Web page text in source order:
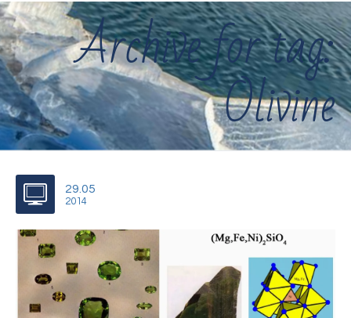
Archive for tag:
Olivine
29.05
2014